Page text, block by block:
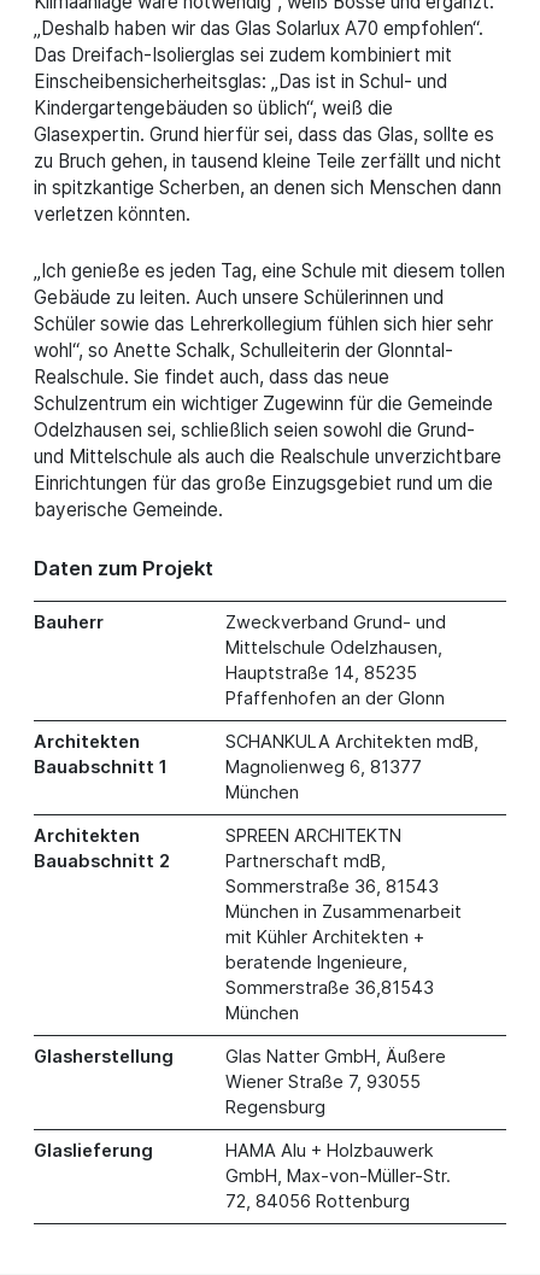
„Deshalb haben wir das Glas Solarlux A70 empfohlen“.
Das Dreifach-Isolierglas sei zudem kombiniert mit
Einscheibensicherheitsglas: „Das ist in Schul- und
Kindergartengebäuden so üblich“, weiß die
Glasexpertin. Grund hierfür sei, dass das Glas, sollte es
zu Bruch gehen, in tausend kleine Teile zerfällt und nicht
in spitzkantige Scherben, an denen sich Menschen dann
verletzen könnten.
„Ich genieße es jeden Tag, eine Schule mit diesem tollen
Gebäude zu leiten. Auch unsere Schülerinnen und
Schüler sowie das Lehrerkollegium fühlen sich hier sehr
wohl“, so Anette Schalk, Schulleiterin der Glonntal-
Realschule. Sie findet auch, dass das neue
Schulzentrum ein wichtiger Zugewinn für die Gemeinde
Odelzhausen sei, schließlich seien sowohl die Grund-
und Mittelschule als auch die Realschule unverzichtbare
Einrichtungen für das große Einzugsgebiet rund um die
bayerische Gemeinde.
Daten zum Projekt
Bauherr
Zweckverband Grund- und
Mittelschule Odelzhausen,
Hauptstraße 14, 85235
Pfaffenhofen an der Glonn
Architekten
Bauabschnitt 1
SCHANKULA Architekten mdB,
Magnolienweg 6, 81377
München
Architekten
Bauabschnitt 2
SPREEN ARCHITEKTN
Partnerschaft mdB,
Sommerstraße 36, 81543
München in Zusammenarbeit
mit Kühler Architekten +
beratende Ingenieure,
Sommerstraße 36,81543
München
Glasherstellung
Glas Natter GmbH, Äußere
Wiener Straße 7, 93055
Regensburg
Glaslieferung
HAMA Alu + Holzbauwerk
GmbH, Max-von-Müller-Str.
72, 84056 Rottenburg